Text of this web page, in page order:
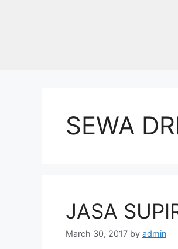
SEWA
JASA
March 30, 2017 by admin